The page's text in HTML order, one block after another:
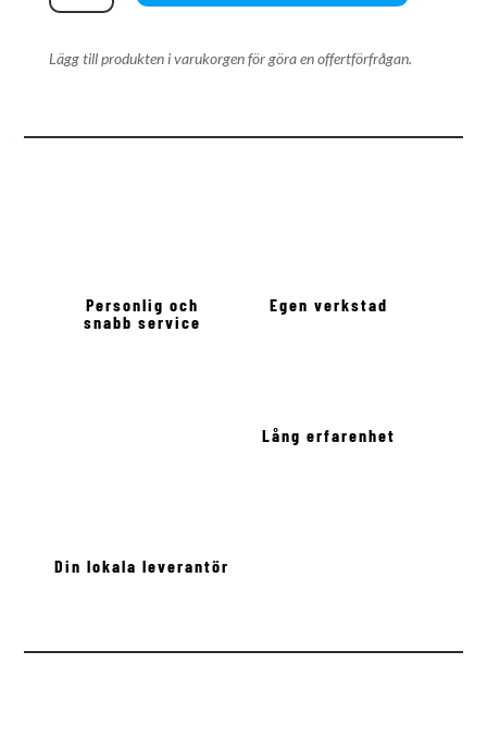
S6
mängd
Lägg till produkten i varukorgen för göra en offertförfrågan.
Personlig och
snabb service
Egen verkstad
Lång erfarenhet
Din lokala leverantör